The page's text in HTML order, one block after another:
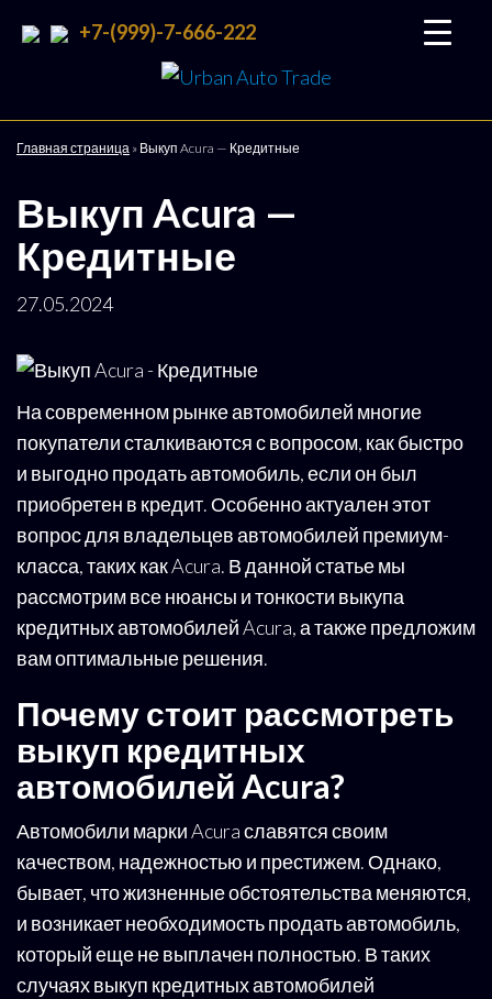
+7-(999)-7-666-222
Главная страница » Выкуп Acura — Кредитные
Выкуп Acura —
Кредитные
27.05.2024
На современном рынке автомобилей многие
покупатели сталкиваются с вопросом, как быстро
и выгодно продать автомобиль, если он был
приобретен в кредит. Особенно актуален этот
вопрос для владельцев автомобилей премиум-
класса, таких как Acura. В данной статье мы
рассмотрим все нюансы и тонкости выкупа
кредитных автомобилей Acura, а также предложим
вам оптимальные решения.
Почему стоит рассмотреть
выкуп кредитных
автомобилей Acura?
Автомобили марки Acura славятся своим
качеством, надежностью и престижем. Однако,
бывает, что жизненные обстоятельства меняются,
и возникает необходимость продать автомобиль,
который еще не выплачен полностью. В таких
случаях выкуп кредитных автомобилей